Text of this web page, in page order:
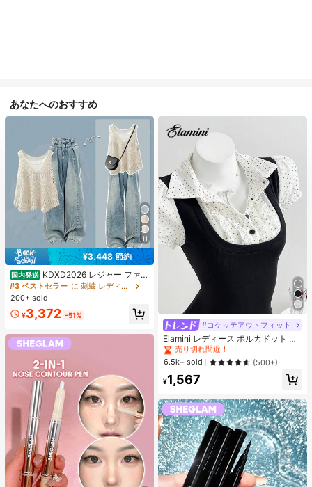
あなたへのおすすめ
11
¥3,448 節約
国内発送 KDXD2026 レジャー ファッ
ション ロングサイズ 夏服 女性 ワイ
ルドスタイル ボア付きトップス ワイ
ルドスタイル ロングスカート 3点セ
ット UVカット 軽量 通気性 袖付き
ヒップカバー効果 通気性抜群 サイズ
豊富
#3 ベストセラー
に 刺繍 レディースコーデ
200+ sold
¥3,372 -51%
#コケッテアウトフィット
Elamini レディース ポルカドット パ
ッチワーク レーストリム 配色 ウエ
スト ショートスリーブ トップス 夏
用
#2 ベストセラー
夜遊び 女性用ブラウス
売り切れ間近！
#2 ベストセラー
売り切れ間近！
#2 ベストセラー
売り切れ間近！
#2 ベストセラー
売り切れ間近！
6.5k+ sold (500+)
¥1,567